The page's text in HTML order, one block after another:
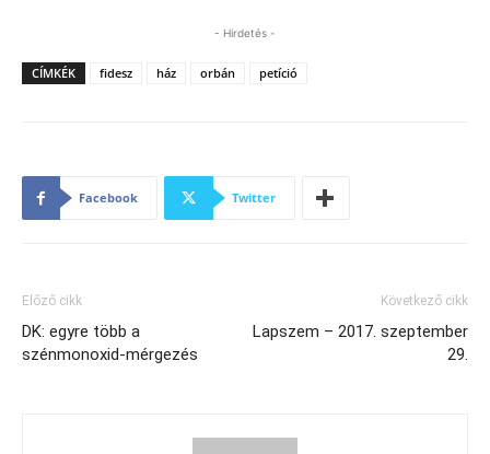
- Hirdetés -
CÍMKÉK fidesz ház orbán petíció
Facebook Twitter
Előző cikk
DK: egyre több a
szénmonoxid-mérgezés
Következő cikk
Lapszem – 2017. szeptember
29.